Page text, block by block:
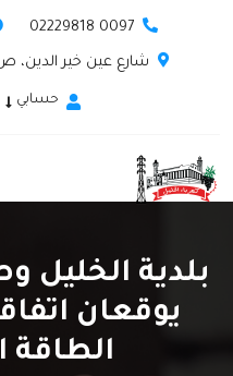
0097 02229818
شارع عين خير الدين، ص.ب. 818 الخليل-
حسابي
بلدية الخليل
يوقعان